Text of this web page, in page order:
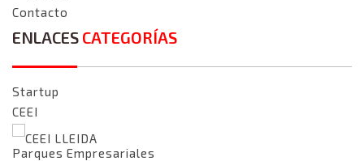
Contacto
ENLACES CATEGORÍAS
Startup
CEEI
CEEI LLEIDA
Parques Empresariales